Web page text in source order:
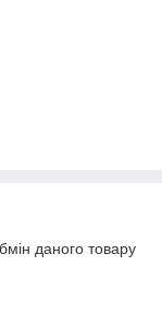
даного товару